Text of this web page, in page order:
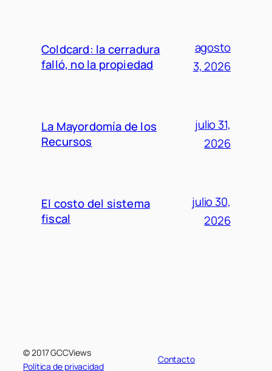
Coldcard: la cerradura
falló, no la propiedad
agosto
3, 2026
La Mayordomía de los
Recursos
julio 31,
2026
El costo del sistema
fiscal
julio 30,
2026
© 2017 GCCViews
Política de privacidad
Contacto